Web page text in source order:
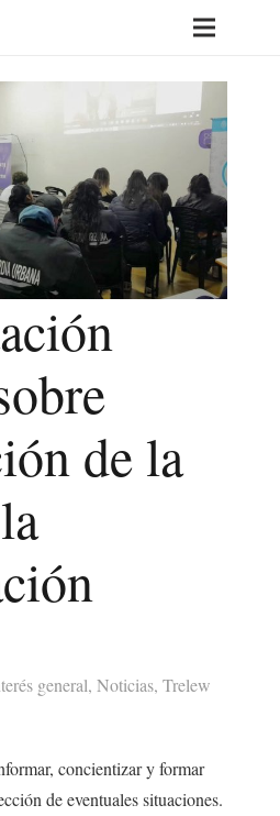
de la
general, Noticias, Trelew
concientizar y formar
de eventuales situaciones.